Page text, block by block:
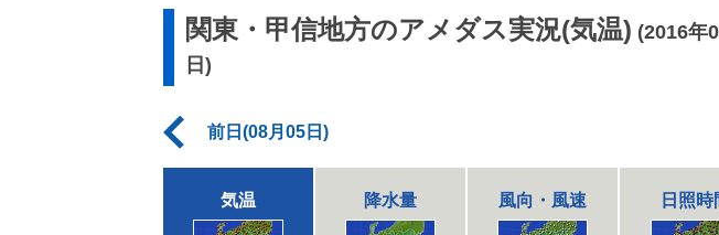
関東・甲信地方のアメダス実況(気温) (2016年
日)
前日(08月05日)
気温 降水量 風向・風速 日照時